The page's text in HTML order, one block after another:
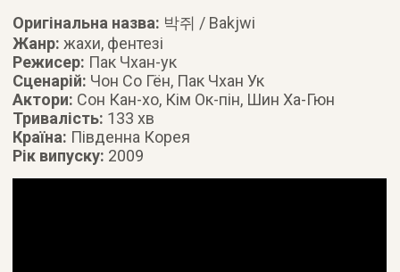
Оригінальна назва: 박쥐 / Bakjwi
Жанр:жахи, фентезі
Режисер: Пак Чхан-ук
Сценарій: Чон Со Гён, Пак Чхан Ук
Актори: Сон Кан-хо, Кім Ок-пін, Шин Ха-Гюн
Тривалість: 133 хв
Країна: Південна Корея
Рік випуску: 2009